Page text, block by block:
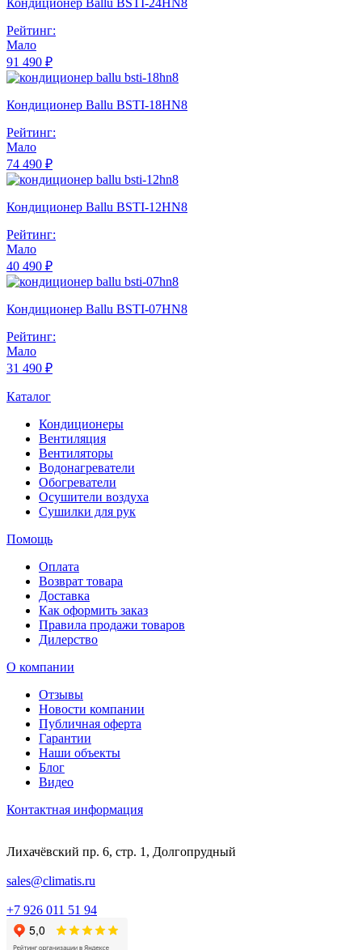
Кондиционер Ballu BSTI-24HN8
Рейтинг:
Мало
91 490 ₽
Кондиционер Ballu BSTI-18HN8
Рейтинг:
Мало
74 490 ₽
Кондиционер Ballu BSTI-12HN8
Рейтинг:
Мало
40 490 ₽
Кондиционер Ballu BSTI-07HN8
Рейтинг:
Мало
31 490 ₽
Каталог
Кондиционеры
Вентиляция
Вентиляторы
Водонагреватели
Обогреватели
Осушители воздуха
Сушилки для рук
Помощь
Оплата
Возврат товара
Доставка
Как оформить заказ
Правила продажи товаров
Дилерство
О компании
Отзывы
Новости компании
Публичная оферта
Гарантии
Наши объекты
Блог
Видео
Контактная информация
Лихачёвский пр. 6, стр. 1, Долгопрудный
sales@climatis.ru
+7 926 011 51 94